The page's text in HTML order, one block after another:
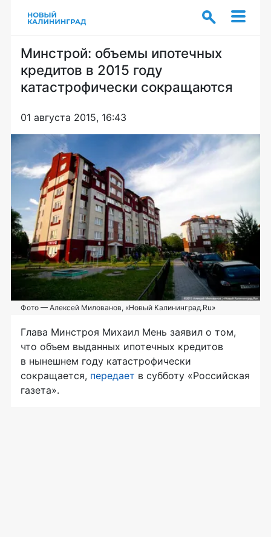
Минстрой: объемы ипотечных
кредитов в 2015 году
катастрофически сокращаются
01 августа 2015, 16:43
Фото — Алексей Милованов, «Новый Калининград.Ru»
Глава Минстроя Михаил Мень заявил о том,
что объем выданных ипотечных кредитов
в нынешнем году катастрофически
сокращается, передает в субботу «Российская
газета».